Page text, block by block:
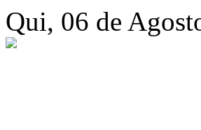
Qui, 06 de